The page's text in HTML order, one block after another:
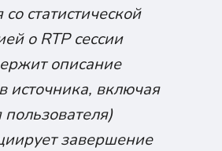
статистической
о RTP сессии
описание
источника, включая
завершение